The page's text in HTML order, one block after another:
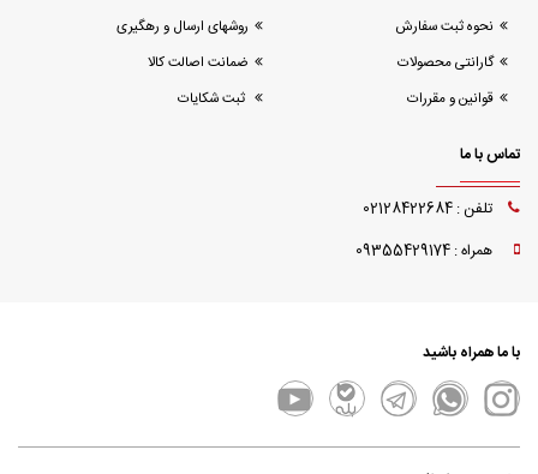
نحوه ثبت سفارش
روشهای ارسال و رهگیری
گارانتی محصولات
ضمانت اصالت کالا
قوانین و مقررات
ثبت شکایات
تماس با ما
تلفن : 02128422684
همراه : 09355429174
با ما همراه باشید